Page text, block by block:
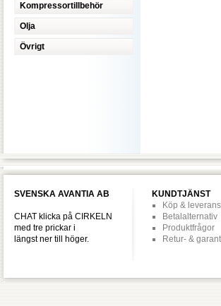
Kompressortillbehör
Olja
Övrigt
SVENSKA AVANTIA AB
CHAT klicka på CIRKELN
med tre prickar i
längst ner till höger.
KUNDTJÄNST
Köp &
Betalalternativ
Produktfrågor
Retur- &